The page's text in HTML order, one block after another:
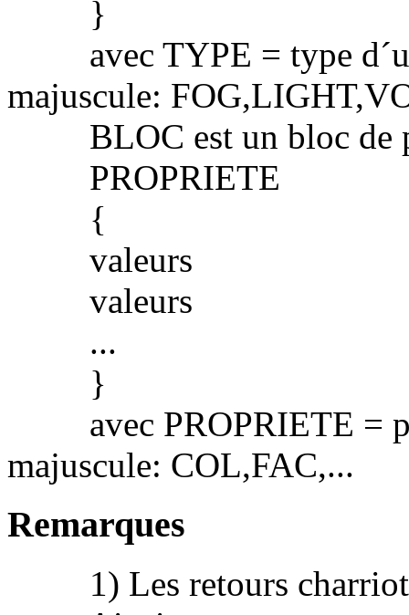
}
avec TYPE = type
majuscule:
BLOC est un bloc de
PROPRIETE
{
valeurs
valeurs
...
}
avec PROPRIETE =
majuscule: COL,FAC,...
Remarques
1) Les retours charriots